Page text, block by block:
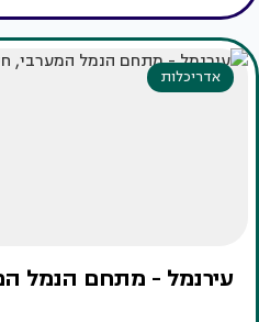
אדריכלות
עירנמל - מתחם הנמל